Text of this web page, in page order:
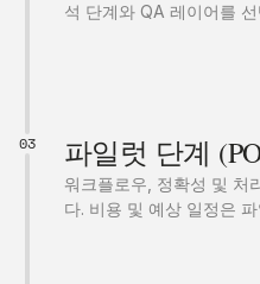
석 단계와 QA 레이어를
03 파일럿 단계
워크플로우, 정확성 및 처
다. 비용 및 예상 일정은